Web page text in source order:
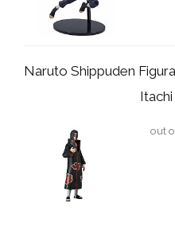
Naruto Shippuden
out